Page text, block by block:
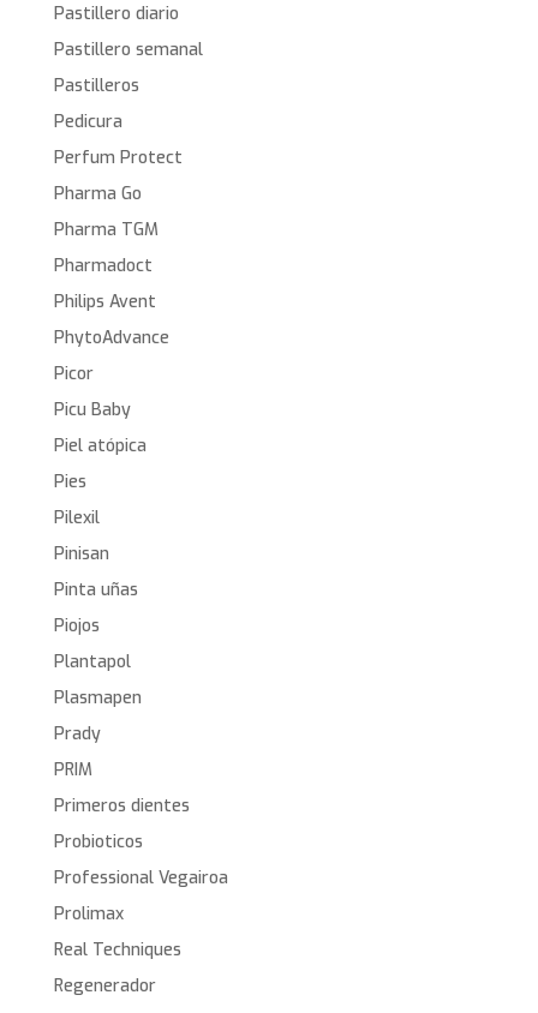
Pastillero diario
Pastillero semanal
Pastilleros
Pedicura
Perfum Protect
Pharma Go
Pharma TGM
Pharmadoct
Philips Avent
PhytoAdvance
Picor
Picu Baby
Piel atópica
Pies
Pilexil
Pinisan
Pinta uñas
Piojos
Plantapol
Plasmapen
Prady
PRIM
Primeros dientes
Probioticos
Professional Vegairoa
Prolimax
Real Techniques
Regenerador